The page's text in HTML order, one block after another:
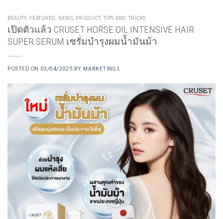
BEAUTY, FEATURED, NEWS, PRODUCT, TIPS AND TRICKS
เปิดตัวแล้ว CRUSET HORSE OIL INTENSIVE HAIR
SUPER SERUM เซรั่มบำรุงผมน้ำมันม้า
POSTED ON 03/04/2025 BY MARKETING1